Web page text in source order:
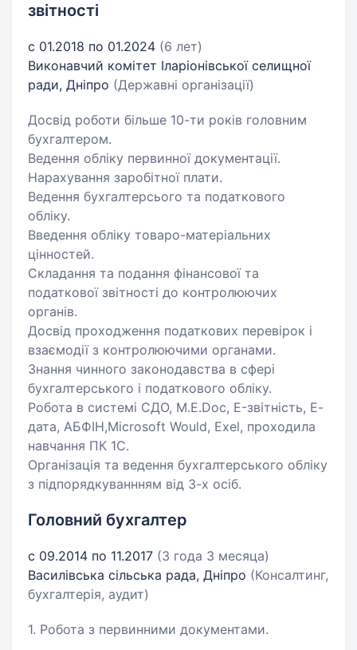
звітності
с 01.2018 по 01.2024 (6 лет)
Виконавчий комітет Іларіонівської селищної
ради, Дніпро (Державні організації)
Досвід роботи більше 10-ти років головним
бухгалтером.
Ведення обліку первинної документації.
Нарахування заробітної плати.
Ведення бухгалтерсього та податкового
обліку.
Введення обліку товаро-матеріальних
цінностей.
Складання та подання фінансової та
податкової звітності до контролюючих
органів.
Досвід проходження податкових перевірок і
взаємодії з контролюючими органами.
Знання чинного законодавства в сфері
бухгалтерського і податкового обліку.
Робота в системі СДО, M.E.Dос, E-звітність, Е-
дата, АБФІН,Microsoft Would, Exel, проходила
навчання ПК 1С.
Організація та ведення бухгалтерського обліку
з підпорядкуваннням від 3-х осіб.
Головний бухгалтер
с 09.2014 по 11.2017 (3 года 3 месяца)
Василівська сільська рада, Дніпро (Консалтинг,
бухгалтерія, аудит)
1. Робота з первинними документами.